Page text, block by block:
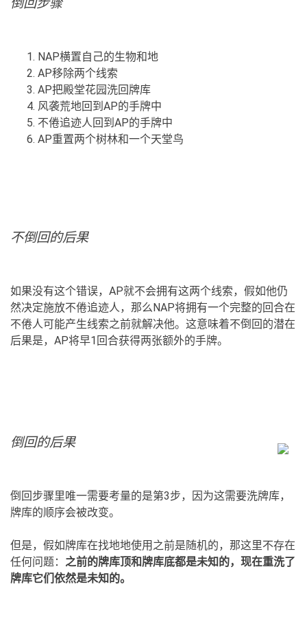
NAP横置自己的生物和地
AP移除两个线索
AP把殿堂花园洗回牌库
风袭荒地回到AP的手牌中
不倦追迹人回到AP的手牌中
AP重置两个树林和一个天堂鸟
不倒回的后果
如果没有这个错误，AP就不会拥有这两个线索，假如他仍
然决定施放不倦追迹人，那么NAP将拥有一个完整的回合在
不倦人可能产生线索之前就解决他。这意味着不倒回的潜在
后果是，AP将早1回合获得两张额外的手牌。
倒回的后果
倒回步骤里唯一需要考量的是第3步，因为这需要洗牌库，
牌库的顺序会被改变。
但是，假如牌库在找地地使用之前是随机的，那这里不存在
任何问题： 之前的牌库顶和牌库底都是未知的，现在重洗了
牌库它们依然是未知的。